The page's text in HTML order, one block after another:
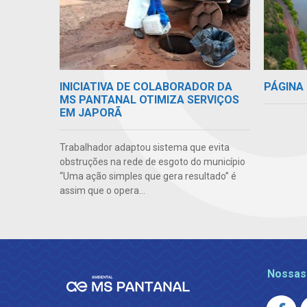
INICIATIVA DE COLABORADOR DA
MS PANTANAL OTIMIZA SERVIÇOS
EM JAPORÃ
Trabalhador adaptou sistema que evita
obstruções na rede de esgoto do município
“Uma ação simples que gera resultado” é
assim que o opera...
PÁGINA